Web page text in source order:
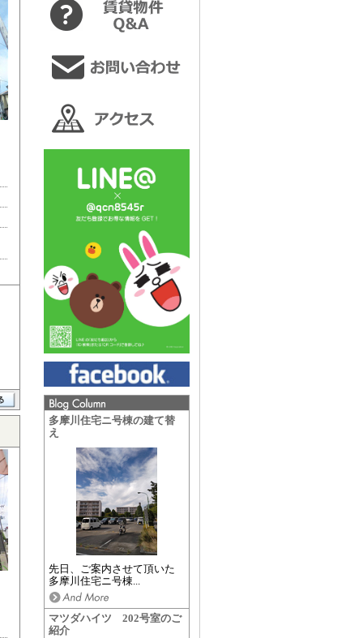
多摩川住宅ニ号棟の建て替
え
先日、ご案内させて頂いた
多摩川住宅ニ号棟...
マツダハイツ 202号室のご
紹介